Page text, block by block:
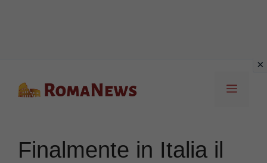
Menu
Finalmente in Italia il